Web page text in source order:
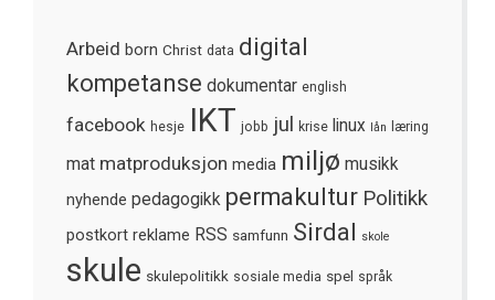
Arbeid born Christ data digital
kompetanse dokumentar english
facebook hesje IKT jobb jul krise linux lån læring
mat matproduksjon media miljø musikk
nyhende pedagogikk permakultur Politikk
postkort reklame RSS samfunn Sirdal skole
skule skulepolitikk sosiale media spel språk